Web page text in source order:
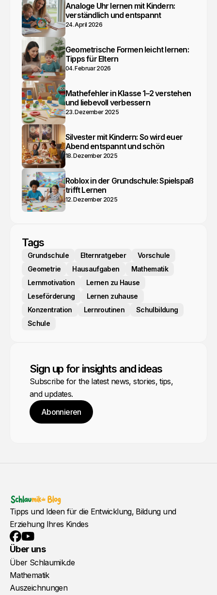
Analoge Uhr lernen mit Kindern:
verständlich und entspannt
24. April 2026
Geometrische Formen leicht lernen:
Tipps für Eltern
04. Februar 2026
Mathefehler in Klasse 1–2 verstehen
und liebevoll verbessern
23. Dezember 2025
Silvester mit Kindern: So wird euer
Abend entspannt und schön
18. Dezember 2025
Roblox in der Grundschule: Spielspaß
trifft Lernen
12. Dezember 2025
Tags
Grundschule Elternratgeber
Vorschule
Geometrie
Hausaufgaben
Mathematik
Lernmotivation
Lernen zu Hause
Leseförderung
Lernen zuhause
Konzentration
Lernroutinen
Schulbildung
Schule
Sign up for insights and ideas
Subscribe for the latest news, stories, tips,
and updates.
Abonnieren
Tipps und Ideen für die Entwicklung, Bildung und
Erziehung Ihres Kindes
Facebook
YouTube
Über uns
Über Schlaumik.de
Mathematik
Auszeichnungen